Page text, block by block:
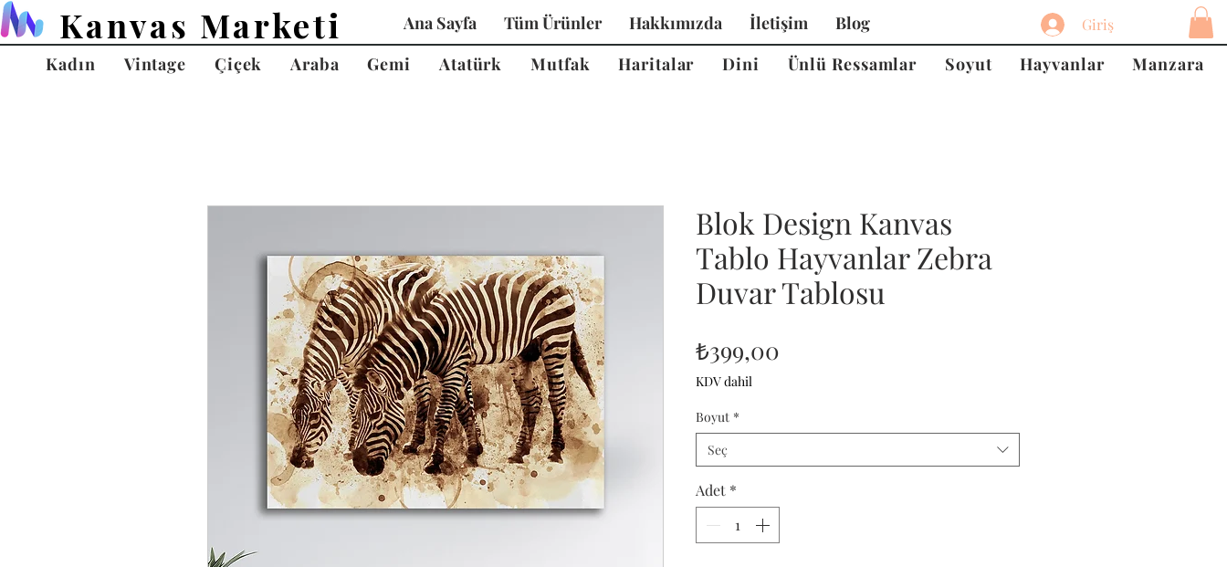
Kanvas Marketi Giriş
Ana Sayfa Tüm Ürünler Hakkımızda İletişim
Blog
Kadın
Vintage Çiçek Araba Gemi Atatürk Mutfak Haritalar Dini Ünlü Ressamlar Soyut Hayvanlar Manzara
Blok Design Kanvas
Tablo Hayvanlar Zebra
Duvar Tablosu
₺399,00
KDV dahil
Boyut *
Seç
Adet *